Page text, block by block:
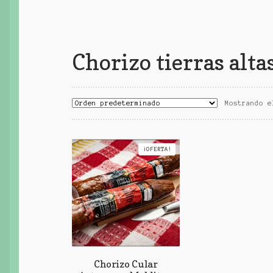
Chorizo tierras
Mostrando
Chorizo Cular
¡OFERTA!